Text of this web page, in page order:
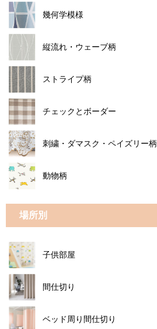
幾何学模様
縦流れ・ウェーブ柄
ストライプ柄
チェックとボーダー
刺繍・ダマスク・ペイズリー柄
動物柄
場所別
子供部屋
間仕切り
ベッド周り間仕切り